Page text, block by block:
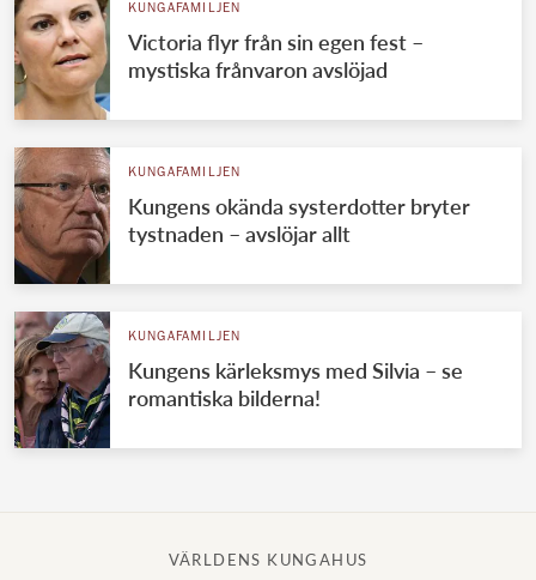
KUNGAFAMILJEN
Victoria flyr från sin egen fest –
mystiska frånvaron avslöjad
KUNGAFAMILJEN
Kungens okända systerdotter bryter
tystnaden – avslöjar allt
KUNGAFAMILJEN
Kungens kärleksmys med Silvia – se
romantiska bilderna!
VÄRLDENS KUNGAHUS